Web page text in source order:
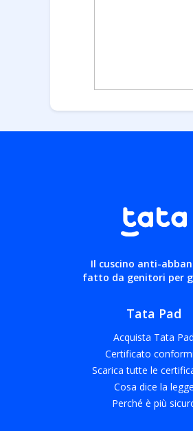
Il cuscino anti-
fatto da genitori per
Tata Pad
Acquista Tata Pad
Certificato
Scarica tutte le
Cosa dice la legge
Perché è più